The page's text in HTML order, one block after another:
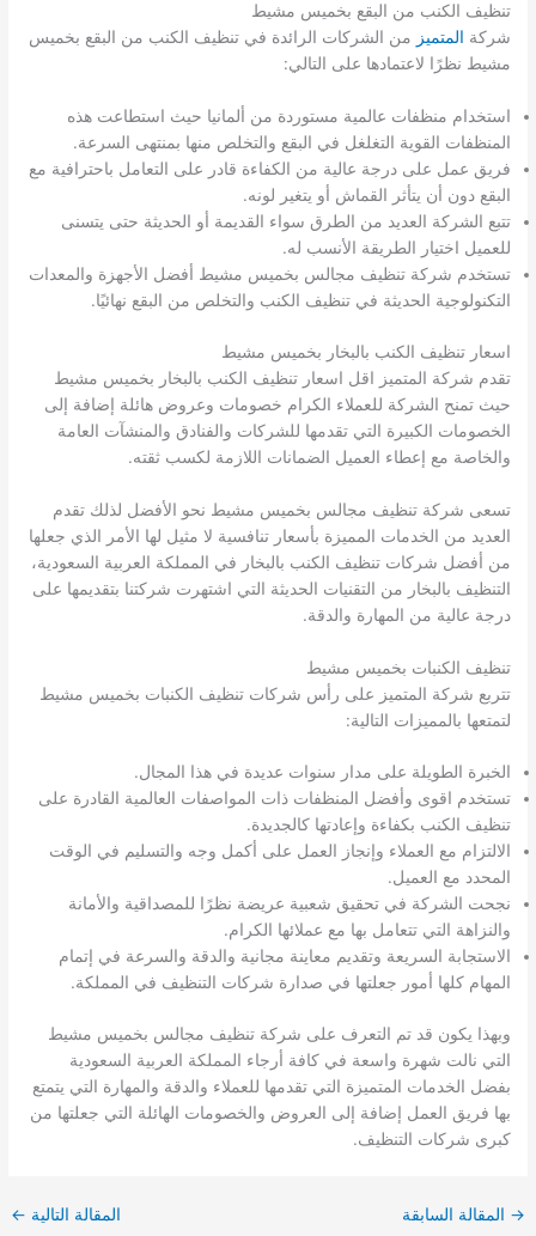
تنظيف الكنب من البقع بخميس مشيط
شركة المتميز من الشركات الرائدة في تنظيف الكنب من البقع بخميس
مشيط نظرًا لاعتمادها على التالي:
استخدام منظفات عالمية مستوردة من ألمانيا حيث استطاعت هذه
المنظفات القوية التغلغل في البقع والتخلص منها بمنتهى السرعة.
فريق عمل على درجة عالية من الكفاءة قادر على التعامل باحترافية مع
البقع دون أن يتأثر القماش أو يتغير لونه.
تتبع الشركة العديد من الطرق سواء القديمة أو الحديثة حتى يتسنى
للعميل اختيار الطريقة الأنسب له.
تستخدم شركة تنظيف مجالس بخميس مشيط أفضل الأجهزة والمعدات
التكنولوجية الحديثة في تنظيف الكنب والتخلص من البقع نهائيًا.
اسعار تنظيف الكنب بالبخار بخميس مشيط
تقدم شركة المتميز اقل اسعار تنظيف الكنب بالبخار بخميس مشيط
حيث تمنح الشركة للعملاء الكرام خصومات وعروض هائلة إضافة إلى
الخصومات الكبيرة التي تقدمها للشركات والفنادق والمنشآت العامة
والخاصة مع إعطاء العميل الضمانات اللازمة لكسب ثقته.
تسعى شركة تنظيف مجالس بخميس مشيط نحو الأفضل لذلك تقدم
العديد من الخدمات المميزة بأسعار تنافسية لا مثيل لها الأمر الذي جعلها
من أفضل شركات تنظيف الكنب بالبخار في المملكة العربية السعودية،
التنظيف بالبخار من التقنيات الحديثة التي اشتهرت شركتنا بتقديمها على
درجة عالية من المهارة والدقة.
تنظيف الكنبات بخميس مشيط
تتربع شركة المتميز على رأس شركات تنظيف الكنبات بخميس مشيط
لتمتعها بالمميزات التالية:
الخبرة الطويلة على مدار سنوات عديدة في هذا المجال.
تستخدم اقوى وأفضل المنظفات ذات المواصفات العالمية القادرة على
تنظيف الكنب بكفاءة وإعادتها كالجديدة.
الالتزام مع العملاء وإنجاز العمل على أكمل وجه والتسليم في الوقت
المحدد مع العميل.
نجحت الشركة في تحقيق شعبية عريضة نظرًا للمصداقية والأمانة
والنزاهة التي تتعامل بها مع عملائها الكرام.
الاستجابة السريعة وتقديم معاينة مجانية والدقة والسرعة في إتمام
المهام كلها أمور جعلتها في صدارة شركات التنظيف في المملكة.
وبهذا يكون قد تم التعرف على شركة تنظيف مجالس بخميس مشيط
التي نالت شهرة واسعة في كافة أرجاء المملكة العربية السعودية
بفضل الخدمات المتميزة التي تقدمها للعملاء والدقة والمهارة التي يتمتع
بها فريق العمل إضافة إلى العروض والخصومات الهائلة التي جعلتها من
كبرى شركات التنظيف.
→ المقالة السابقة المقالة التالية ←